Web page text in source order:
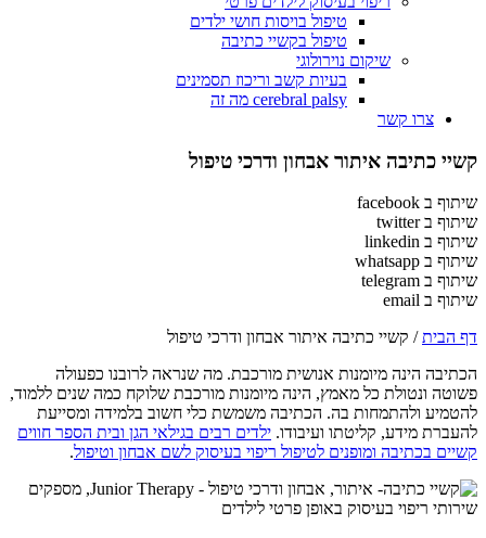
טיפול בויסות חושי ילדים
טיפול בקשיי כתיבה
שיקום נוירולוגי
בעיות קשב וריכוז תסמינים
cerebral palsy מה זה
צרו קשר
קשיי כתיבה איתור אבחון ודרכי טיפול
שיתוף ב facebook
שיתוף ב twitter
שיתוף ב linkedin
שיתוף ב whatsapp
שיתוף ב telegram
שיתוף ב email
דף הבית/ קשיי כתיבה איתור אבחון ודרכי טיפול
הכתיבה הינה מיומנות אנושית מורכבת. מה שנראה לרובנו כפעולה
פשוטה ונטולת כל מאמץ, הינה מיומנות מורכבת שלוקח כמה שנים ללמוד,
להטמיע ולהתמחות בה. הכתיבה משמשת כלי חשוב בלמידה ומסייעת
להעברת מידע, קליטתו ועיבודו. ילדים רבים בגילאי הגן ובית הספר חווים
קשיים בכתיבה ומופנים לטיפול ריפוי בעיסוק לשם אבחון וטיפול.